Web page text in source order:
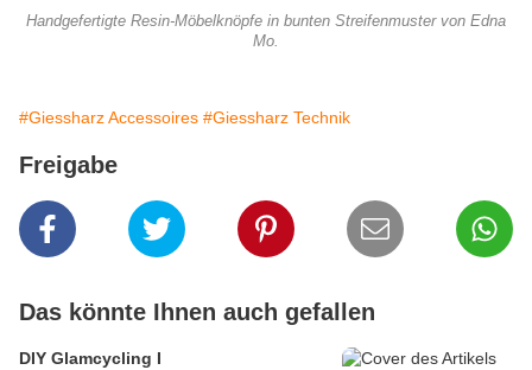
Handgefertigte Resin-Möbelknöpfe in bunten Streifenmuster von Edna
Mo.
#Giessharz Accessoires #Giessharz Technik
Freigabe
Das könnte Ihnen auch gefallen
DIY Glamcycling I